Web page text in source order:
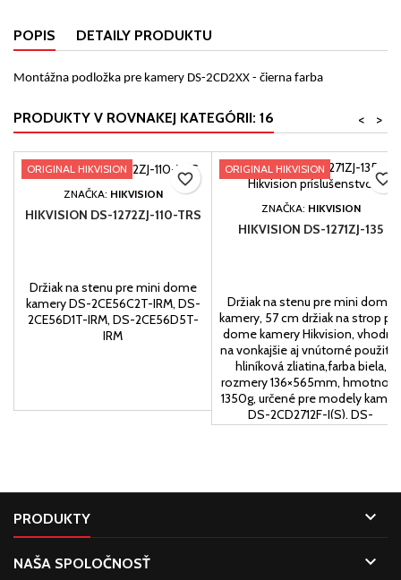
POPIS DETAILY PRODUKTU
Montážna podložka pre kamery DS-2CD2XX - čierna farba
PRODUKTY V ROVNAKEJ KATEGÓRII: 16 >
<
ORIGINAL HIKVISION
ZNAČKA: HIKVISION
HIKVISION DS-1272ZJ-110-TRS
Držiak na stenu pre mini dome
kamery DS-2CE56C2T-IRM, DS-
2CE56D1T-IRM, DS-2CE56D5T-
IRM
favorite_border
ORIGINAL HIKVISION
ZNAČKA: HIKVISION
HIKVISION DS-1271ZJ-135
Držiak na stenu pre mini dome
kamery, 57 cm držiak na strop pre
dome kamery Hikvision, vhodný
na vonkajšie aj vnútorné použitie,
hliníková zliatina,farba biela,
rozmery 136×565mm, hmotnosť
1350g, určené pre modely kamier
DS-2CD2712F-I(S), DS-
2CD2732F-I(S), DS-2CC52xxP(N)-
favorite_border
PRODUKTY 
NAŠA SPOLOČNOSŤ 